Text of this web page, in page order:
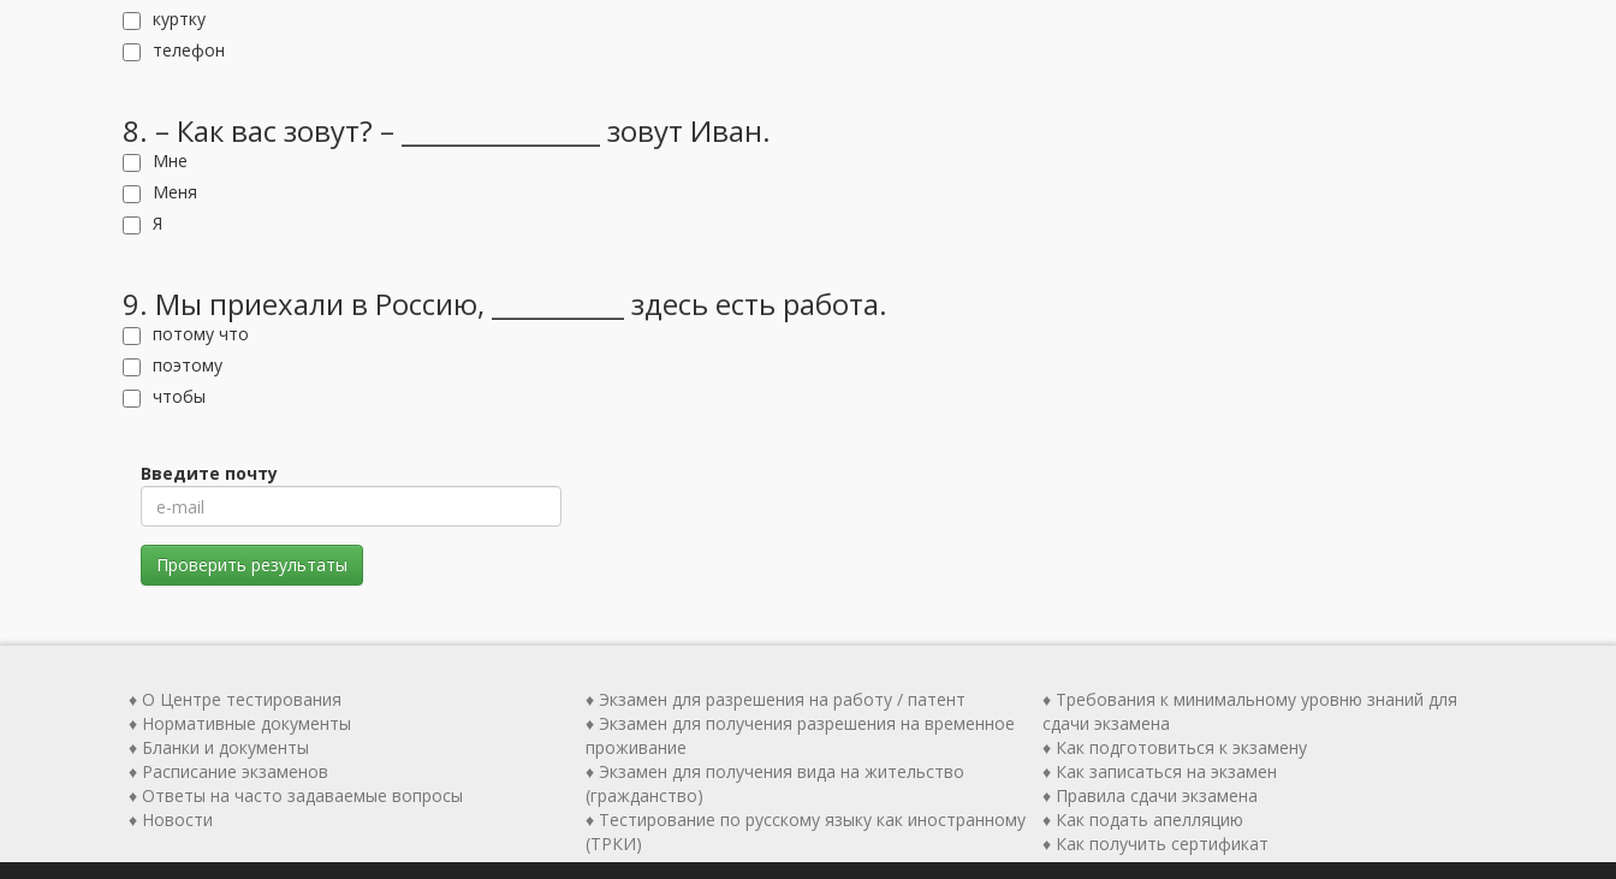
куртку
телефон
8. – Как вас зовут? – _______________ зовут Иван.
Мне
Меня
Я
9. Мы приехали в Россию, __________ здесь есть работа.
потому что
поэтому
чтобы
Введите почту
Проверить результаты
♦ О Центре тестирования
♦ Нормативные документы
♦ Бланки и документы
♦ Расписание экзаменов
♦ Ответы на часто задаваемые вопросы
♦ Новости
♦ Экзамен для разрешения на работу / патент
♦ Экзамен для получения разрешения на временное
проживание
♦ Экзамен для получения вида на жительство
(гражданство)
♦ Тестирование по русскому языку как иностранному
(ТРКИ)
♦ Требования к минимальному уровню знаний для
сдачи экзамена
♦ Как подготовиться к экзамену
♦ Как записаться на экзамен
♦ Правила сдачи экзамена
♦ Как подать апелляцию
♦ Как получить сертификат